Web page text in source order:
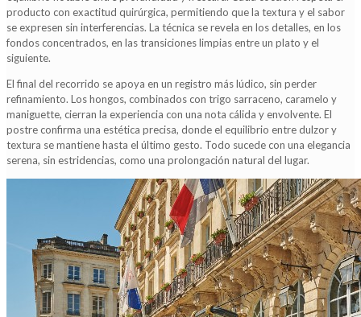
producto con exactitud quirúrgica, permitiendo que la textura y el sabor
se expresen sin interferencias. La técnica se revela en los detalles, en los
fondos concentrados, en las transiciones limpias entre un plato y el
siguiente.
El final del recorrido se apoya en un registro más lúdico, sin perder
refinamiento. Los hongos, combinados con trigo sarraceno, caramelo y
maniguette, cierran la experiencia con una nota cálida y envolvente. El
postre confirma una estética precisa, donde el equilibrio entre dulzor y
textura se mantiene hasta el último gesto. Todo sucede con una elegancia
serena, sin estridencias, como una prolongación natural del lugar.